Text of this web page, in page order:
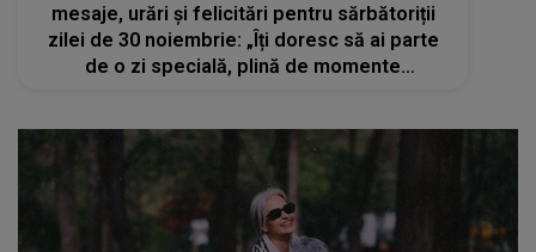
mesaje, urări și felicitări pentru sărbătoriții
zilei de 30 noiembrie: „Îți doresc să ai parte
de o zi specială, plină de momente